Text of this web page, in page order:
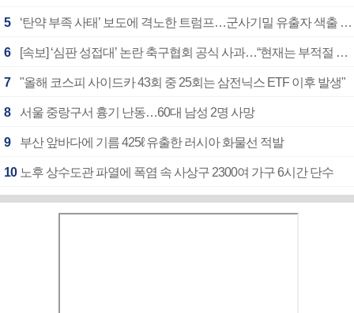
5 ‘탄약 부족 사태’ 보도에 격노한 트럼프…군사기밀 유출자 색출 지시
6 [속보] ‘심판 성접대’ 논란 축구협회 공식 사과…“현재는 부적절 행위 없어”
7 "올해 코스피 사이드카 43회 중 25회는 삼전닉스 ETF 이후 발생"
8 서울 중랑구서 흉기 난동…60대 남성 2명 사망
9 부산 앞바다에 기름 425ℓ 유출한 러시아 화물선 적발
10 노후 상수도관 파열에 폭염 속 사상구 2300여 가구 6시간 단수